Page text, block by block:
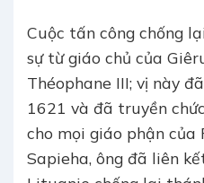
Cuộc tấn công chống
sự từ giáo chủ của
Théophane III; vị này
1621 và đã truyền
cho mọi giáo phận của
Sapieha, ông đã liên